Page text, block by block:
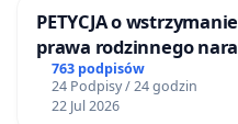
PETYCJA o
prawa
763 podpisów
24 Podpisy / 24 godzin
22 Jul 2026